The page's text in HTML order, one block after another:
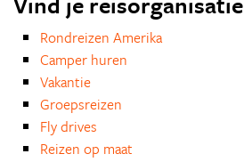
Rondreizen Amerika
Camper huren
Vakantie
Groepsreizen
Fly drives
Reizen op maat